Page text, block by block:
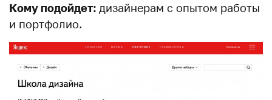
Кому подойдет: дизайнерам с опытом работы
и портфолио.